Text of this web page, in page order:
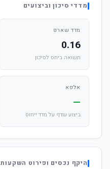
מדדי סיכון וביצועים
מדד שארפ
0.16
תשואה ביחס לסיכון
אלפא
—
ביצוע עודף על מדד ייחוס
היקף נכסים ופירוט השקעות